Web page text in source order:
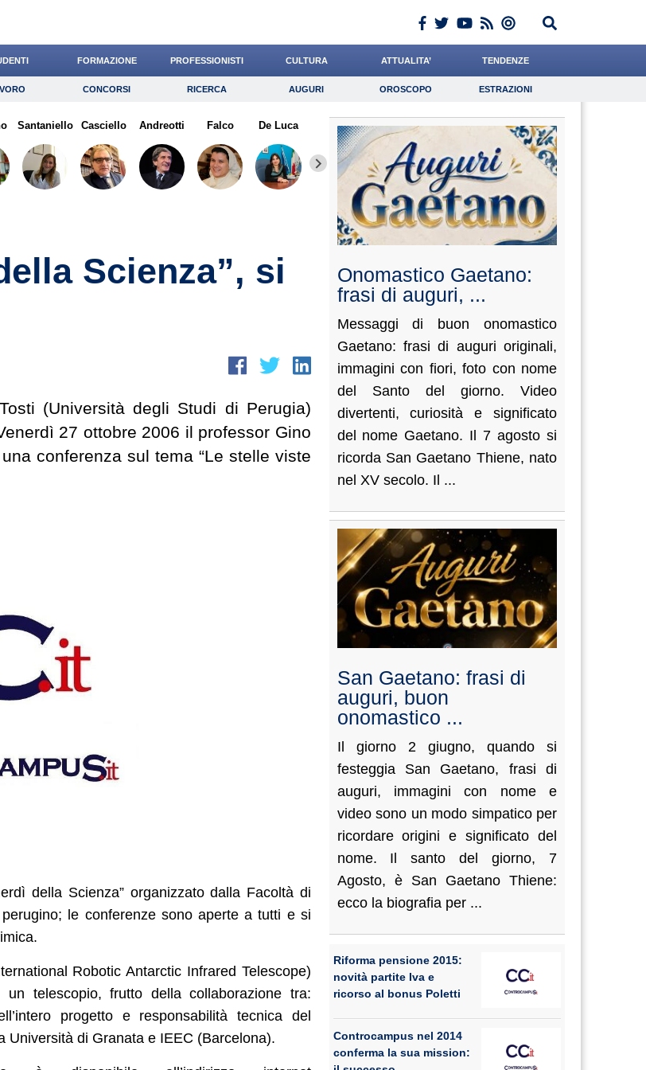
FORMAZIONE PROFESSIONISTI CULTURA ATTUALITA’ TENDENZE
Concorsi Ricerca Auguri Oroscopo Estrazioni
Diritto Economia Giornalista Lavoro Psicologia
CONCORSI RICERCA AUGURI OROSCOPO ESTRAZIONI
Santaniello Casciello Andreotti Falco De Luca Paleari Crepet Romano Barnaba Baietti
Scienza”, si
(Università degli Studi di Perugia)
27 ottobre 2006 il professor Gino
conferenza sul tema “Le stelle viste
della Scienza” organizzato dalla Facoltà di
le conferenze sono aperte a tutti e si
Robotic Antarctic Infrared Telescope)
telescopio, frutto della collaborazione tra:
progetto e responsabilità tecnica del
Università di Granata e IEEC (Barcelona).
Onomastico Gaetano:
frasi di auguri, ...
Messaggi di buon onomastico
Gaetano: frasi di auguri originali,
immagini con fiori, foto con nome
del Santo del giorno. Video
divertenti, curiosità e significato
del nome Gaetano. Il 7 agosto si
ricorda San Gaetano Thiene, nato
nel XV secolo. Il ...
San Gaetano: frasi di
auguri, buon
onomastico ...
Il giorno 2 giugno, quando si
festeggia San Gaetano, frasi di
auguri, immagini con nome e
video sono un modo simpatico per
ricordare origini e significato del
nome. Il santo del giorno, 7
Agosto, è San Gaetano Thiene:
ecco la biografia per ...
Riforma pensione 2015:
novità partite Iva e
ricorso al bonus Poletti
Controcampus nel 2014
conferma la sua mission: